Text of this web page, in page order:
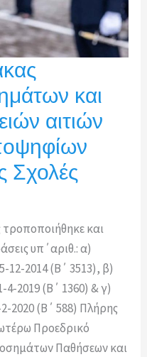
και
αιτιών
Σχολές
τροποποιήθηκε και
υπ΄αριθ.: α)
12-2014 (Β΄ 3513), β)
2019 (Β΄ 1360) & γ)
2020 (Β΄ 588) Πλήρης
Προεδρικό
Παθήσεων και